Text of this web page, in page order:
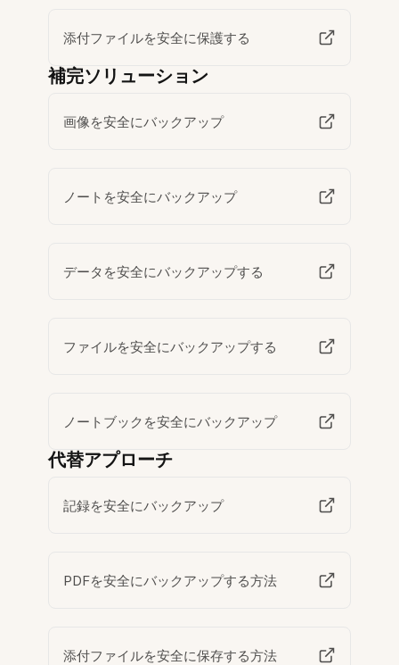
添付ファイルを安全に保護する
補完ソリューション
画像を安全にバックアップ
ノートを安全にバックアップ
データを安全にバックアップする
ファイルを安全にバックアップする
ノートブックを安全にバックアップ
代替アプローチ
記録を安全にバックアップ
PDFを安全にバックアップする方法
添付ファイルを安全に保存する方法